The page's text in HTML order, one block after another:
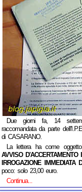
Due giorni fa, 14
raccomandata da parte
di CASARANO.
La lettera ha come
AVVISO
IRROGAZIONE IMMEDIATA
poco: solo 23,00 euro.
Continua...